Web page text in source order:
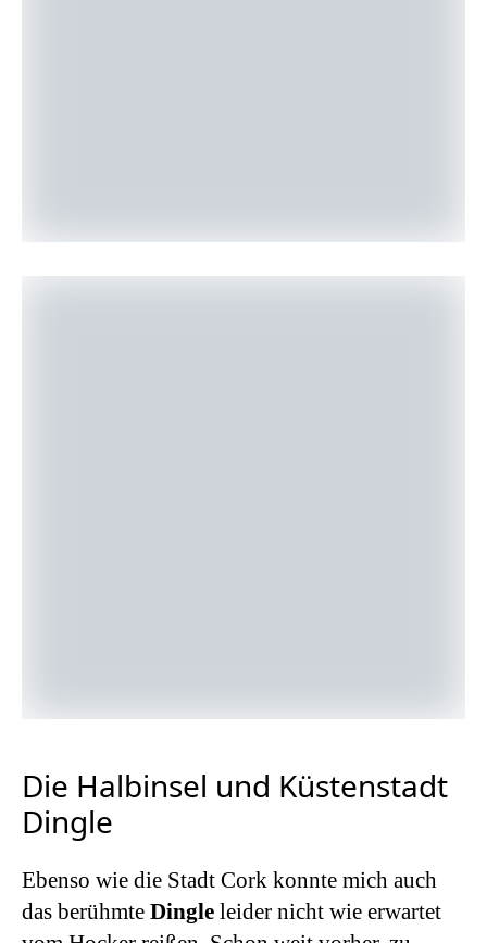
Die Halbinsel und Küstenstadt
Dingle
Ebenso wie die Stadt Cork konnte mich auch
das berühmte Dingle leider nicht wie erwartet